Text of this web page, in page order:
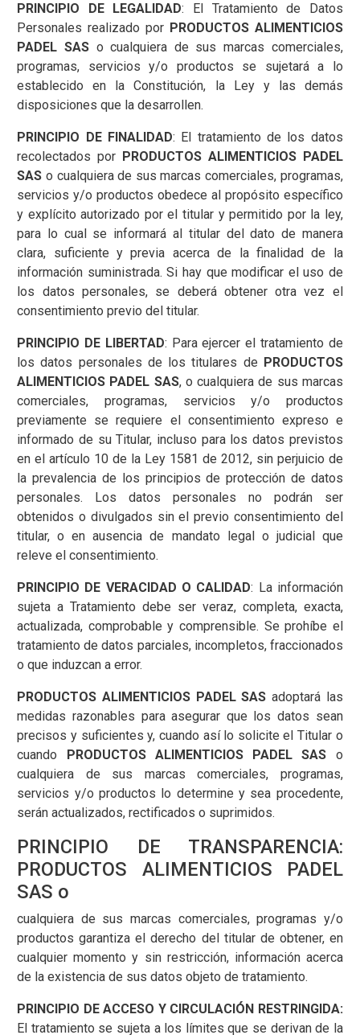
PRINCIPIO DE LEGALIDAD: El Tratamiento de Datos
Personales realizado por PRODUCTOS ALIMENTICIOS
PADEL SAS o cualquiera de sus marcas comerciales,
programas, servicios y/o productos se sujetará a lo
establecido en la Constitución, la Ley y las demás
disposiciones que la desarrollen.
PRINCIPIO DE FINALIDAD: El tratamiento de los datos
recolectados por PRODUCTOS ALIMENTICIOS PADEL
SAS o cualquiera de sus marcas comerciales, programas,
servicios y/o productos obedece al propósito específico
y explícito autorizado por el titular y permitido por la ley,
para lo cual se informará al titular del dato de manera
clara, suficiente y previa acerca de la finalidad de la
información suministrada. Si hay que modificar el uso de
los datos personales, se deberá obtener otra vez el
consentimiento previo del titular.
PRINCIPIO DE LIBERTAD: Para ejercer el tratamiento de
los datos personales de los titulares de PRODUCTOS
ALIMENTICIOS PADEL SAS, o cualquiera de sus marcas
comerciales, programas, servicios y/o productos
previamente se requiere el consentimiento expreso e
informado de su Titular, incluso para los datos previstos
en el artículo 10 de la Ley 1581 de 2012, sin perjuicio de
la prevalencia de los principios de protección de datos
personales. Los datos personales no podrán ser
obtenidos o divulgados sin el previo consentimiento del
titular, o en ausencia de mandato legal o judicial que
releve el consentimiento.
PRINCIPIO DE VERACIDAD O CALIDAD: La información
sujeta a Tratamiento debe ser veraz, completa, exacta,
actualizada, comprobable y comprensible. Se prohíbe el
tratamiento de datos parciales, incompletos, fraccionados
o que induzcan a error.
PRODUCTOS ALIMENTICIOS PADEL SASadoptará las
medidas razonables para asegurar que los datos sean
precisos y suficientes y, cuando así lo solicite el Titular o
cuando PRODUCTOS ALIMENTICIOS PADEL SAS o
cualquiera de sus marcas comerciales, programas,
servicios y/o productos lo determine y sea procedente,
serán actualizados, rectificados o suprimidos.
PRINCIPIO DE TRANSPARENCIA:
PRODUCTOS ALIMENTICIOS PADEL
SAS o
cualquiera de sus marcas comerciales, programas y/o
productos garantiza el derecho del titular de obtener, en
cualquier momento y sin restricción, información acerca
de la existencia de sus datos objeto de tratamiento.
PRINCIPIO DE ACCESO Y CIRCULACIÓN RESTRINGIDA:
El tratamiento se sujeta a los límites que se derivan de la